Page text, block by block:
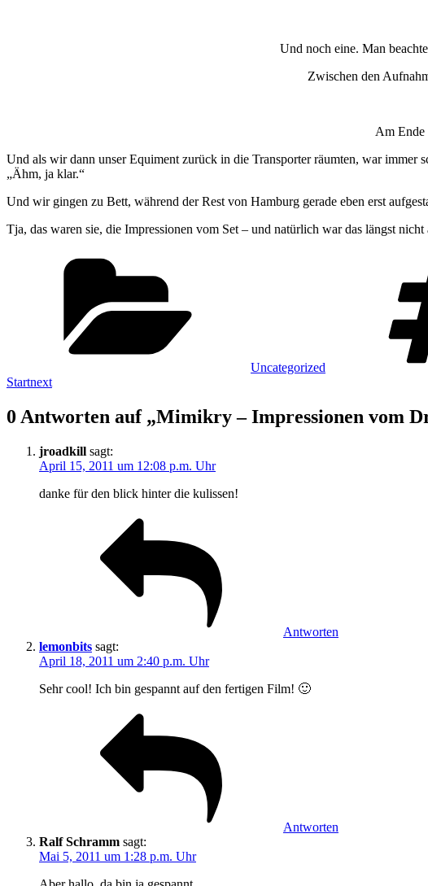
Und noch eine. Man
Zwischen den
Am Ende
Und als wir dann unser Equiment zurück in die Transporter räumten, war immer
„Ähm, ja klar.“
Und wir gingen zu Bett, während der Rest von Hamburg gerade eben erst
Tja, das waren sie, die Impressionen vom Set – und natürlich war das längst
Uncategorized
Startnext
0 Antworten auf „Mimikry – Impressionen vom
jroadkill sagt:
April 15, 2011 um 12:08 p.m. Uhr
danke für den blick hinter die kulissen!
Antworten
lemonbits sagt:
April 18, 2011 um 2:40 p.m. Uhr
Sehr cool! Ich bin gespannt auf den fertigen Film! 🙂
Antworten
Ralf Schramm sagt:
Mai 5, 2011 um 1:28 p.m. Uhr